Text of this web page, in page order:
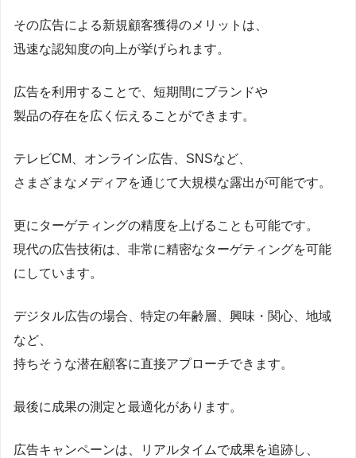
その広告による新規顧客獲得のメリットは、
迅速な認知度の向上が挙げられます。
広告を利用することで、短期間にブランドや
製品の存在を広く伝えることができます。
テレビCM、オンライン広告、SNSなど、
さまざまなメディアを通じて大規模な露出が可能です。
更にターゲティングの精度を上げることも可能です。
現代の広告技術は、非常に精密なターゲティングを可能
にしています。
デジタル広告の場合、特定の年齢層、興味・関心、地域
など、
持ちそうな潜在顧客に直接アプローチできます。
最後に成果の測定と最適化があります。
広告キャンペーンは、リアルタイムで成果を追跡し、